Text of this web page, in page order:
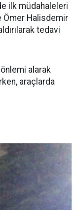
ilk müdahaleleri
Ömer Halisdemir
tedavi
alarak
araçlarda